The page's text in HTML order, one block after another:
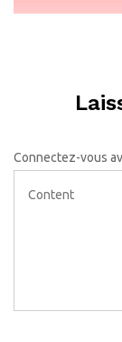
Connectez-vous